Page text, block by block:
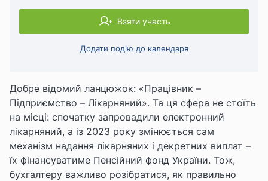
Добре відомий ланцюжок: «Працівник –
Підприємство – Лікарняний». Та ця сфера не стоїть
на місці: спочатку запровадили електронний
лікарняний, а із 2023 року змінюється сам
механізм надання лікарняних і декретних виплат –
їх фінансуватиме Пенсійний фонд України. Тож,
бухгалтеру важливо розібратися, як правильно
Взяти участь
Додати подію до календаря